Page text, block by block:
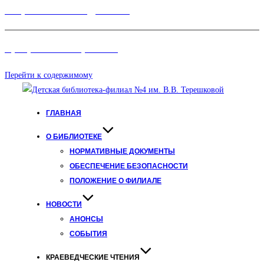
Перейти к содержимому
ГЛАВНАЯ
О БИБЛИОТЕКЕ
НОРМАТИВНЫЕ ДОКУМЕНТЫ
ОБЕСПЕЧЕНИЕ БЕЗОПАСНОСТИ
ПОЛОЖЕНИЕ О ФИЛИАЛЕ
НОВОСТИ
АНОНСЫ
СОБЫТИЯ
КРАЕВЕДЧЕСКИЕ ЧТЕНИЯ